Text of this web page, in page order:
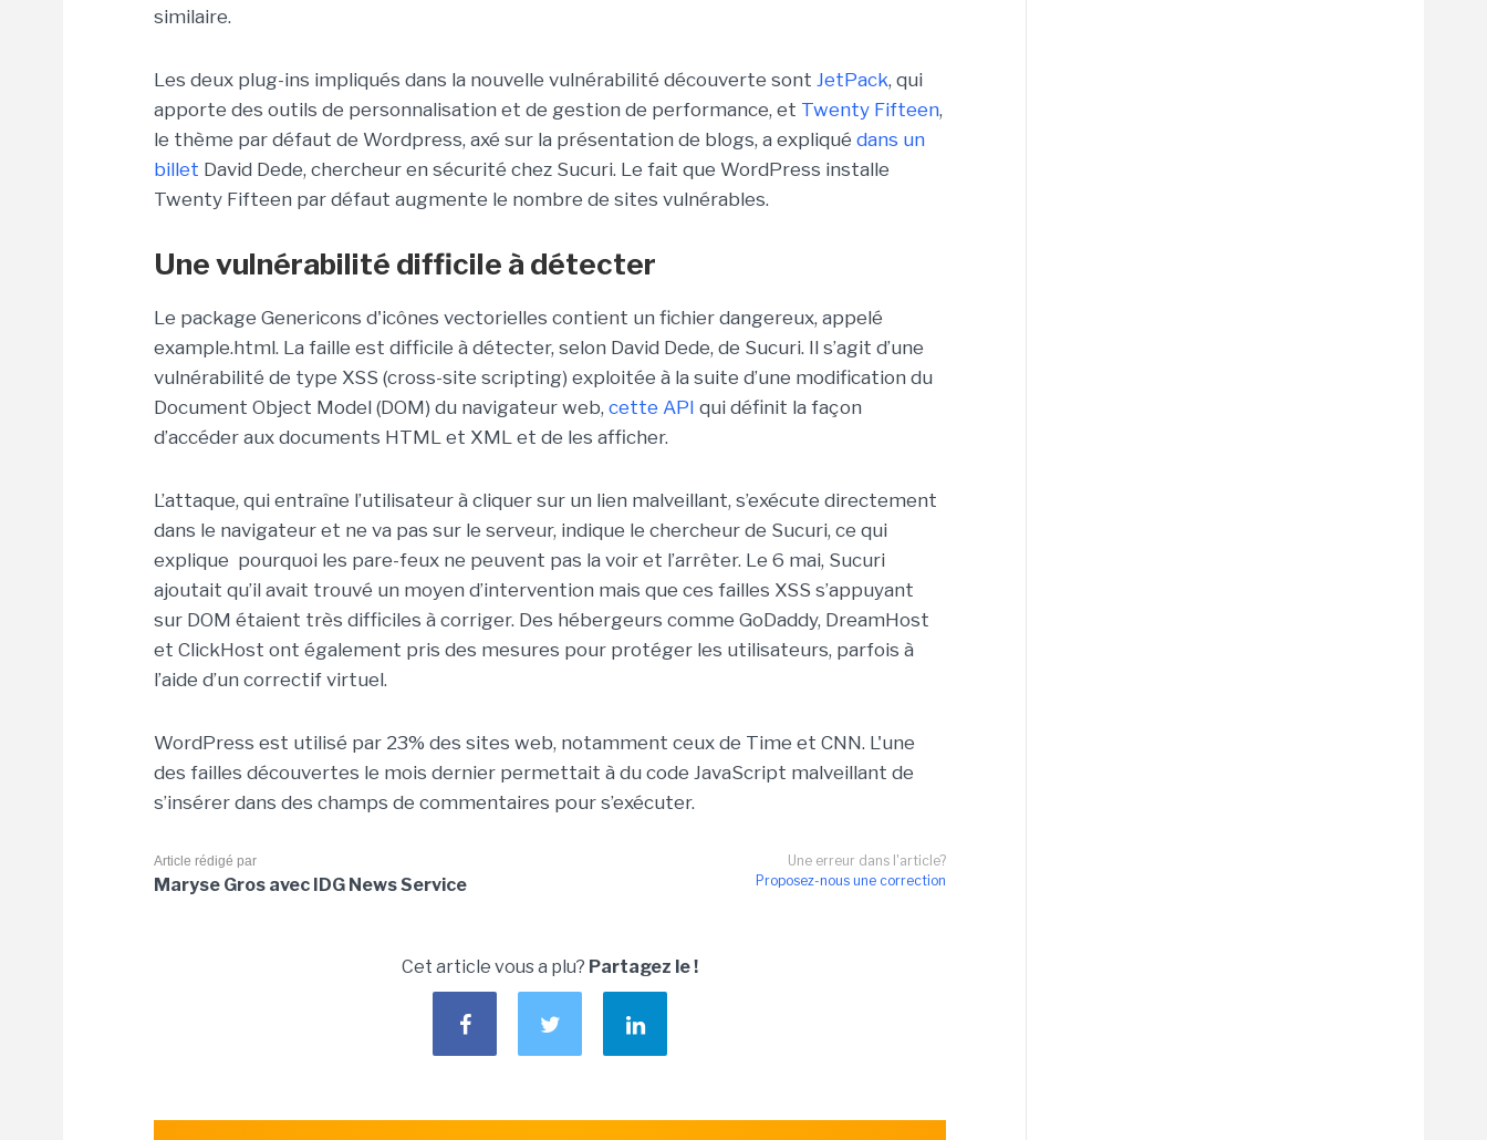
similaire.
Les deux plug-ins impliqués dans la nouvelle vulnérabilité découverte sont JetPack, qui
apporte des outils de personnalisation et de gestion de performance, et Twenty Fifteen,
le thème par défaut de Wordpress, axé sur la présentation de blogs, a expliqué dans un
billet David Dede, chercheur en sécurité chez Sucuri. Le fait que WordPress installe
Twenty Fifteen par défaut augmente le nombre de sites vulnérables.
Une vulnérabilité difficile à détecter
Le package Genericons d'icônes vectorielles contient un fichier dangereux, appelé
example.html. La faille est difficile à détecter, selon David Dede, de Sucuri. Il s’agit d’une
vulnérabilité de type XSS (cross-site scripting) exploitée à la suite d’une modification du
Document Object Model (DOM) du navigateur web, cette API qui définit la façon
d’accéder aux documents HTML et XML et de les afficher.
L’attaque, qui entraîne l’utilisateur à cliquer sur un lien malveillant, s’exécute directement
dans le navigateur et ne va pas sur le serveur, indique le chercheur de Sucuri, ce qui
explique pourquoi les pare-feux ne peuvent pas la voir et l’arrêter. Le 6 mai, Sucuri
ajoutait qu’il avait trouvé un moyen d’intervention mais que ces failles XSS s’appuyant
sur DOM étaient très difficiles à corriger. Des hébergeurs comme GoDaddy, DreamHost
et ClickHost ont également pris des mesures pour protéger les utilisateurs, parfois à
l’aide d’un correctif virtuel.
WordPress est utilisé par 23% des sites web, notamment ceux de Time et CNN. L'une
des failles découvertes le mois dernier permettait à du code JavaScript malveillant de
s’insérer dans des champs de commentaires pour s’exécuter.
Une erreur dans l'article?
Proposez-nous une correction
Article rédigé par
Maryse Gros avec IDG News Service
Cet article vous a plu? Partagez le !